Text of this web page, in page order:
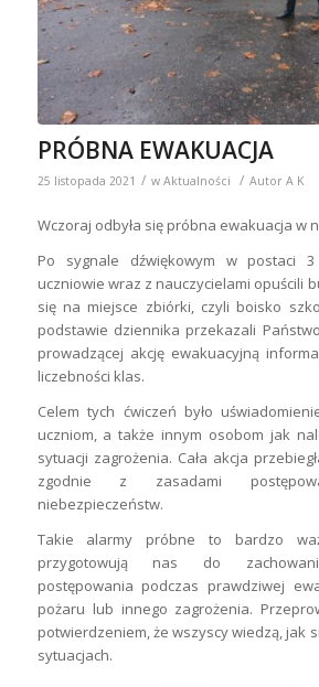
PRÓBNA EWAKUACJA
25 listopada 2021 / w Aktualności / Autor A K
Wczoraj odbyła się próbna ewakuacja w
Po sygnale dźwiękowym w postaci 3
uczniowie wraz z nauczycielami opuścili
się na miejsce zbiórki, czyli boisko
podstawie dziennika przekazali
prowadzącej akcję ewakuacyjną
liczebności klas.
Celem tych ćwiczeń było
uczniom, a także innym osobom jak
sytuacji zagrożenia. Cała akcja
zgodnie z zasadami
niebezpieczeństw.
Takie alarmy próbne to bardzo
przygotowują nas do
postępowania podczas prawdziwej
pożaru lub innego zagrożenia.
potwierdzeniem, że wszyscy wiedzą, jak
sytuacjach.